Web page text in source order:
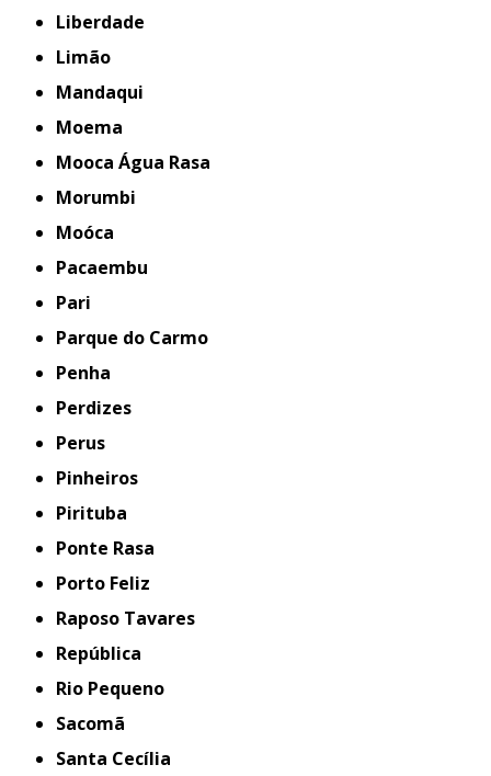
Liberdade
Limão
Mandaqui
Moema
Mooca Água Rasa
Morumbi
Moóca
Pacaembu
Pari
Parque do Carmo
Penha
Perdizes
Perus
Pinheiros
Pirituba
Ponte Rasa
Porto Feliz
Raposo Tavares
República
Rio Pequeno
Sacomã
Santa Cecília